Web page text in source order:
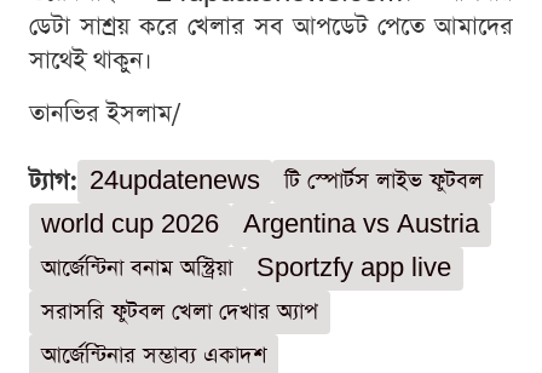
ডেটা সাশ্রয় করে খেলার সব আপডেট পেতে আমাদের
সাথেই থাকুন।
তানভির ইসলাম/
ট্যাগ: 24updatenews
টি স্পোর্টস লাইভ ফুটবল
world cup 2026
Argentina vs Austria
আর্জেন্টিনা বনাম অস্ট্রিয়া
Sportzfy app live
সরাসরি ফুটবল খেলা দেখার অ্যাপ
আর্জেন্টিনার সম্ভাব্য একাদশ